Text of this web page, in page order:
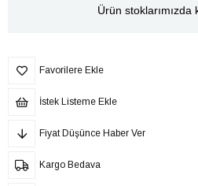
Ürün stoklarımızda
Favorilere Ekle
İstek Listeme Ekle
Fiyat Düşünce Haber Ver
Kargo Bedava